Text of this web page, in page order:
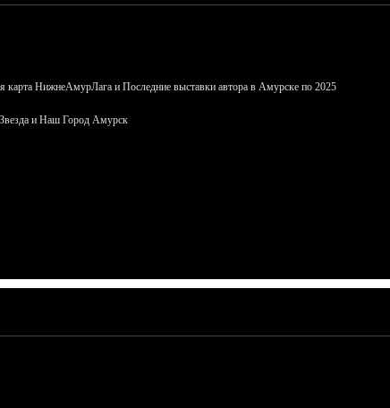
карта НижнеАмурЛага и Последние выставки автора в Амурске по 2025
Звезда и Наш Город Амурск